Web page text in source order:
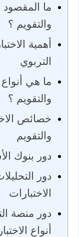
ما المقصود
والتقويم ؟
أهمية
التربوي
ما هي
والتقويم ؟
خصائص
والتقويم
دور بنوك
دور
الاختبارات
دور منصة
أنواع